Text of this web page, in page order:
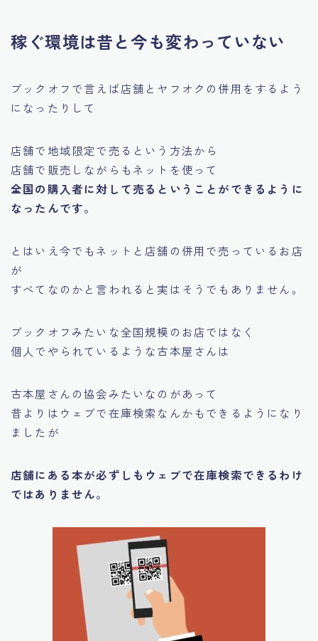
稼ぐ環境は昔と今も変わっていない
ブックオフで言えば店舗とヤフオクの併用をするよう
になったりして
店舗で地域限定で売るという方法から
店舗で販売しながらもネットを使って
全国の購入者に対して売るということができるように
なったんです。
とはいえ今でもネットと店舗の併用で売っているお店
が
すべてなのかと言われると 実はそうでもありません。
ブックオフみたいな全国規模のお店ではなく
個人でやられているような古本屋さんは
古本屋さんの協会みたいなのがあって
昔よりはウェブで在庫検索なんかもできるようになり
ましたが
店舗にある本が必ずしもウェブで在庫検索できるわけ
ではありません。